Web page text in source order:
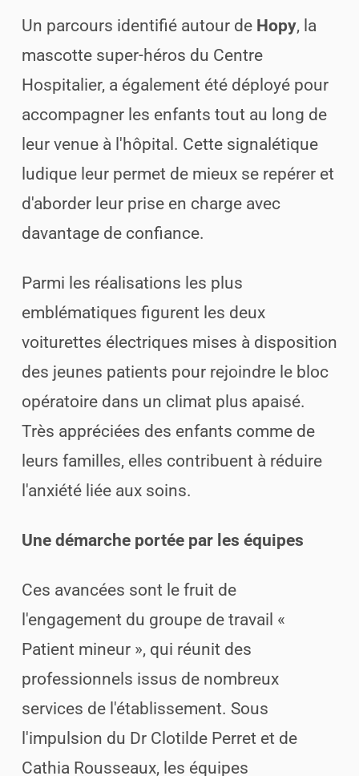
Un parcours identifié autour de Hopy, la
mascotte super-héros du Centre
Hospitalier, a également été déployé pour
accompagner les enfants tout au long de
leur venue à l'hôpital. Cette signalétique
ludique leur permet de mieux se repérer et
d'aborder leur prise en charge avec
davantage de confiance.
Parmi les réalisations les plus
emblématiques figurent les deux
voiturettes électriques mises à disposition
des jeunes patients pour rejoindre le bloc
opératoire dans un climat plus apaisé.
Très appréciées des enfants comme de
leurs familles, elles contribuent à réduire
l'anxiété liée aux soins.
Une démarche portée par les équipes
Ces avancées sont le fruit de
l'engagement du groupe de travail «
Patient mineur », qui réunit des
professionnels issus de nombreux
services de l'établissement. Sous
l'impulsion du Dr Clotilde Perret et de
Cathia Rousseaux, les équipes